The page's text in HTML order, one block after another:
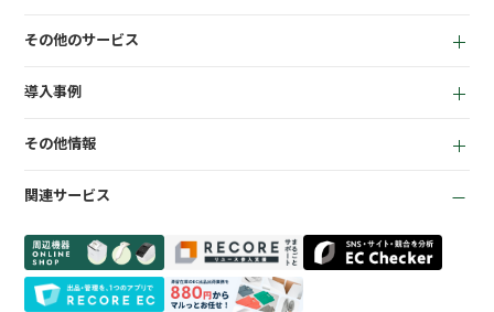
EC機能
KPI管理機能
会計機能
その他のサービス
質機能
ささげ代行サービス
導入事例
商材専門店
買取専門店
トレーディングカード
その他情報
よくある質問
会社概要
プライバシーポリシー
関連サービス